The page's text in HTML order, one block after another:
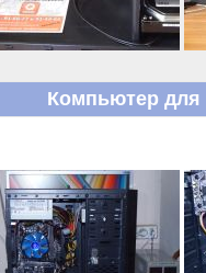
Компьютер для